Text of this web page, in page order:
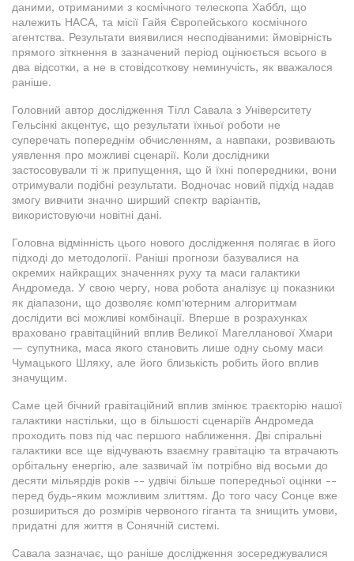
даними, отриманими з космічного телескопа Хаббл, що
належить НАСА, та місії Гайя Європейського космічного
агентства. Результати виявилися несподіваними: ймовірність
прямого зіткнення в зазначений період оцінюється всього в
два відсотки, а не в стовідсоткову неминучість, як вважалося
раніше.
Головний автор дослідження Тілл Савала з Університету
Гельсінкі акцентує, що результати їхньої роботи не
суперечать попереднім обчисленням, а навпаки, розвивають
уявлення про можливі сценарії. Коли дослідники
застосовували ті ж припущення, що й їхні попередники, вони
отримували подібні результати. Водночас новий підхід надав
змогу вивчити значно ширший спектр варіантів,
використовуючи новітні дані.
Головна відмінність цього нового дослідження полягає в його
підході до методології. Раніші прогнози базувалися на
окремих найкращих значеннях руху та маси галактики
Андромеда. У свою чергу, нова робота аналізує ці показники
як діапазони, що дозволяє комп'ютерним алгоритмам
дослідити всі можливі комбінації. Вперше в розрахунках
враховано гравітаційний вплив Великої Магелланової Хмари
— супутника, маса якого становить лише одну сьому маси
Чумацького Шляху, але його близькість робить його вплив
значущим.
Саме цей бічний гравітаційний вплив змінює траєкторію нашої
галактики настільки, що в більшості сценаріїв Андромеда
проходить повз під час першого наближення. Дві спіральні
галактики все ще відчувають взаємну гравітацію та втрачають
орбітальну енергію, але зазвичай їм потрібно від восьми до
десяти мільярдів років -- удвічі більше попередньої оцінки --
перед будь-яким можливим злиттям. До того часу Сонце вже
розшириться до розмірів червоного гіганта та знищить умови,
придатні для життя в Сонячній системі.
Савала зазначає, що раніше дослідження зосереджувалися